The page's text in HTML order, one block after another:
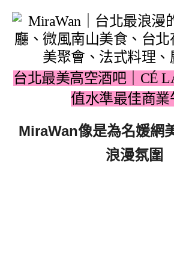
台北最美高空酒吧｜CÉ
值水準最佳商業
MiraWan像是為名媛網
浪漫氛圍